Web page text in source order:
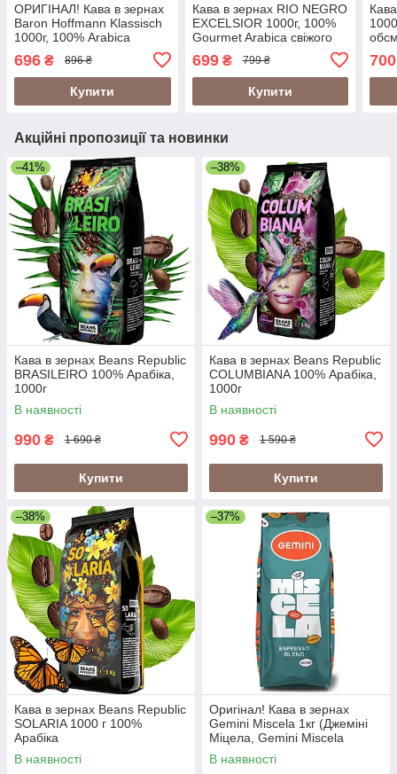
ОРИГІНАЛ! Кава в зернах
Baron Hoffmann Klassisch
1000г, 100% Arabica
696 ₴ 896 ₴
Купити
Кава в зернах RIO NEGRO
EXCELSIOR 1000г, 100%
Gourmet Arabica свіжого
699₴ 799 ₴
Купити
700
Акційні пропозиції та новинки
–41%
Кава в зернах Beans Republic
BRASILEIRO 100% Арабіка,
1000г
В наявності
990 ₴ 1 690 ₴
Купити
–38%
Кава в зернах Beans Republic
COLUMBIANA 100% Арабіка,
1000г
В наявності
990 ₴ 1 590 ₴
Купити
–38%
Кава в зернах Beans Republic
SOLARIA 1000 г 100%
Арабіка
В наявності
–37%
Оригінал! Кава в зернах
Gemini Miscela 1кг (Джеміні
Міцела, Gemini Miscela
Espresso), 60% арабіка/40%
робуста
В наявності